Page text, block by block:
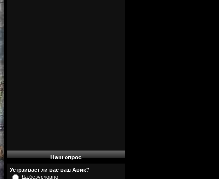
Наш опрос
Устраивает ли вас ваш Авик?
Да,безусловно